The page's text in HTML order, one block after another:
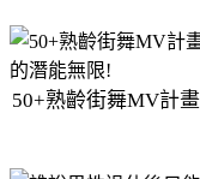
50+熟齡街舞MV計